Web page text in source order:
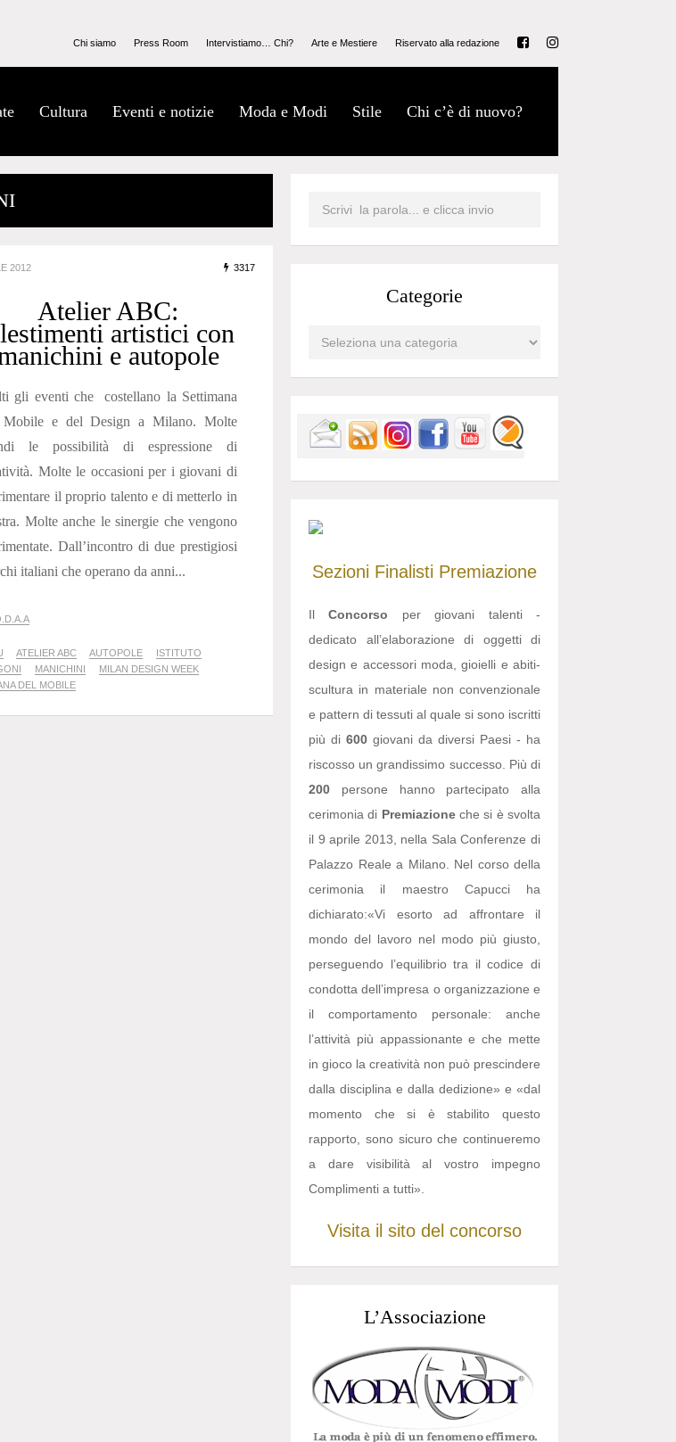
Chi siamo Press Room Intervistiamo… Chi? Arte e Mestiere Riservato alla redazione
Cultura Eventi e notizie Moda e Modi Stile Chi c’è di nuovo?
2012 3317
Atelier ABC:
artistici con
e autopole
gli eventi che costellano la Settimana
e del Design a Milano. Molte
le possibilità di espressione di
Molte le occasioni per i giovani di
il proprio talento e di metterlo in
Molte anche le sinergie che vengono
Dall’incontro di due prestigiosi
italiani che operano da anni...
ATELIER ABC AUTOPOLE
ISTITUTO
MANICHINI
MILAN DESIGN WEEK
DEL MOBILE
Categorie
Sezioni Finalisti Premiazione
IlConcorso per giovani talenti -
dedicato all’elaborazione di oggetti di
design e accessori moda, gioielli e abiti-
scultura in materiale non convenzionale
e pattern di tessuti al quale si sono iscritti
più di 600 giovani da diversi Paesi - ha
riscosso un grandissimo successo. Più di
200 persone hanno partecipato alla
cerimonia di Premiazioneche si è svolta
il 9 aprile 2013, nella Sala Conferenze di
Palazzo Reale a Milano. Nel corso della
cerimonia il maestro Capucci ha
dichiarato:«Vi esorto ad affrontare il
mondo del lavoro nel modo più giusto,
perseguendo l’equilibrio tra il codice di
condotta dell’impresa o organizzazione e
il comportamento personale: anche
l’attività più appassionante e che mette
in gioco la creatività non può prescindere
dalla disciplina e dalla dedizione» e «dal
momento che si è stabilito questo
rapporto, sono sicuro che continueremo
a dare visibilità al vostro impegno
Complimenti a tutti».
Visita il sito del concorso
L’Associazione